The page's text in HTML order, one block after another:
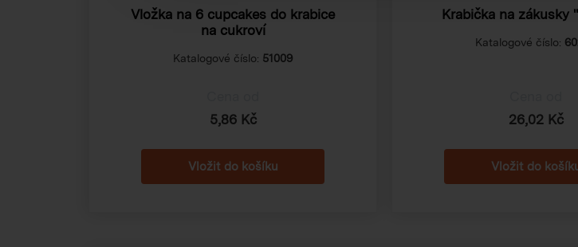
Vložka na 6 cupcakes do krabice
na cukroví
Katalogové číslo: 51009
5,86 Kč
Krabička na zákusky
Katalogové číslo:
26,02 Kč